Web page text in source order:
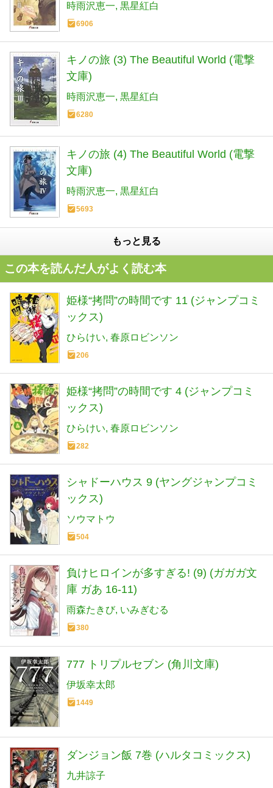
時雨沢恵一 黒星紅白
6906
キノの旅 (3) The Beautiful World (電撃
文庫)
時雨沢恵一 黒星紅白
6280
キノの旅 (4) The Beautiful World (電撃
文庫)
時雨沢恵一 黒星紅白
5693
もっと見る
この本を読んだ人がよく読む本
姫様“拷問”の時間です 11 (ジャンプコミ
ックス)
ひらけい 春原ロビンソン
206
姫様“拷問”の時間です 4 (ジャンプコミ
ックス)
ひらけい 春原ロビンソン
282
シャドーハウス 9 (ヤングジャンプコミ
ックス)
ソウマトウ
504
負けヒロインが多すぎる! (9) (ガガガ文
庫 ガあ 16-11)
雨森たきび いみぎむる
380
777 トリプルセブン (角川文庫)
伊坂幸太郎
1449
ダンジョン飯 7巻 (ハルタコミックス)
九井諒子